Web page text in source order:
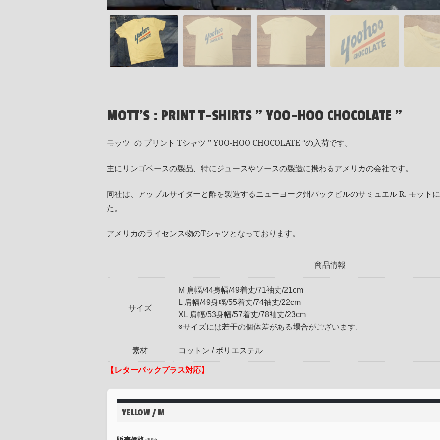
MOTT'S : PRINT T-SHIRTS " YOO-HOO CHOCOLATE "
モッツ の プリント Tシャツ ” YOO-HOO CHOCOLATE “の入荷です。
主にリンゴベースの製品、特にジュースやソースの製造に携わるアメリカの会社です。
同社は、アップルサイダーと酢を製造するニューヨーク州バックビルのサミュエル R. モット
た。
アメリカのライセンス物のTシャツとなっております。
商品情報
サイズ
M 肩幅/44身幅/49着丈/71袖丈/21cm
L 肩幅/49身幅/55着丈/74袖丈/22cm
XL 肩幅/53身幅/57着丈/78袖丈/23cm
※サイズには若干の個体差がある場合がございます。
素材 コットン / ポリエステル
【レターパックプラス対応】
YELLOW / M